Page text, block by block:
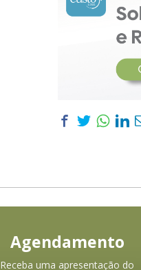
Agendamento
Receba uma apresentação do